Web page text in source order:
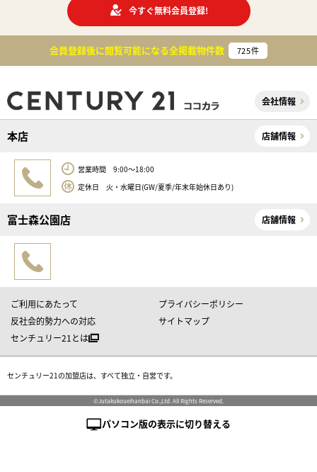
今すぐ無料会員登録!
会員登録後に閲覧可能になる全掲載物件数 725件
会社情報
本店 店舗情報
営業時間 9:00～18:00
定休日 火・水曜日(GW/夏季/年末年始休日あり)
富士森公園店 店舗情報
ご利用にあたって
プライバシーポリシー
反社会的勢力への対応
サイトマップ
センチュリー21とは
センチュリー21の加盟店は、すべて独立・自営です。
©Jutakukoueihanbai Co.,Ltd. All Rights Reserved.
パソコン版の表示に切り替える